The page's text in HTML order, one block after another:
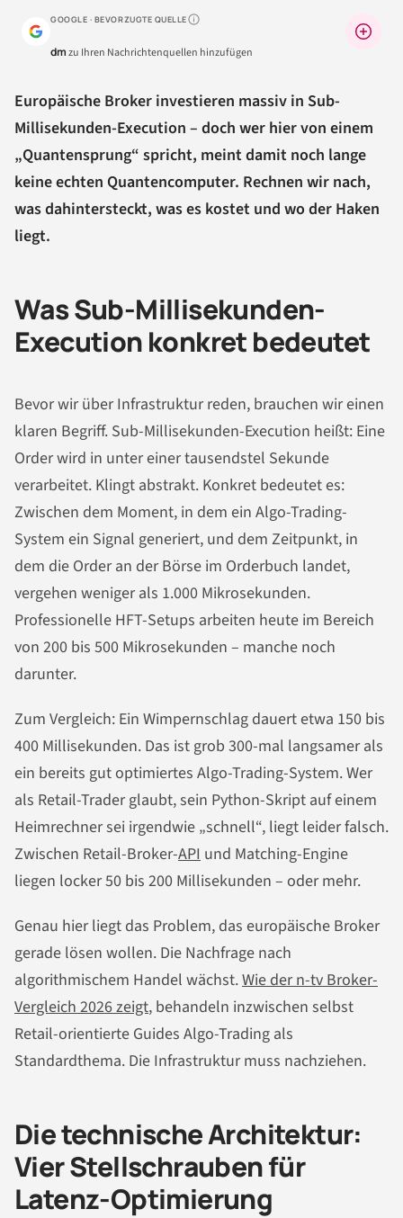
GOOGLE · BEVORZUGTE QUELLEWarum lohnt sich das?
dmzu Ihren Nachrichtenquellen hinzufügen
Europäische Broker investieren massiv in Sub-
Millisekunden-Execution – doch wer hier von einem
„Quantensprung“ spricht, meint damit noch lange
keine echten Quantencomputer. Rechnen wir nach,
was dahintersteckt, was es kostet und wo der Haken
liegt.
Was Sub-Millisekunden-
Execution konkret bedeutet
Bevor wir über Infrastruktur reden, brauchen wir einen
klaren Begriff. Sub-Millisekunden-Execution heißt: Eine
Order wird in unter einer tausendstel Sekunde
verarbeitet. Klingt abstrakt. Konkret bedeutet es:
Zwischen dem Moment, in dem ein Algo-Trading-
System ein Signal generiert, und dem Zeitpunkt, in
dem die Order an der Börse im Orderbuch landet,
vergehen weniger als 1.000 Mikrosekunden.
Professionelle HFT-Setups arbeiten heute im Bereich
von 200 bis 500 Mikrosekunden – manche noch
darunter.
Zum Vergleich: Ein Wimpernschlag dauert etwa 150 bis
400 Millisekunden. Das ist grob 300-mal langsamer als
ein bereits gut optimiertes Algo-Trading-System. Wer
als Retail-Trader glaubt, sein Python-Skript auf einem
Heimrechner sei irgendwie „schnell“, liegt leider falsch.
Zwischen Retail-Broker-API und Matching-Engine
liegen locker 50 bis 200 Millisekunden – oder mehr.
Genau hier liegt das Problem, das europäische Broker
gerade lösen wollen. Die Nachfrage nach
algorithmischem Handel wächst.Wie der n-tv Broker-
Vergleich 2026 zeigt, behandeln inzwischen selbst
Retail-orientierte Guides Algo-Trading als
Standardthema. Die Infrastruktur muss nachziehen.
Die technische Architektur:
Vier Stellschrauben für
Latenz-Optimierung